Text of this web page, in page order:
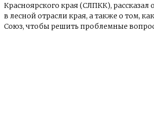
Красноярского края (СЛПКК), рассказал
в лесной отрасли края, а также о том,
Союз, чтобы решить проблемные